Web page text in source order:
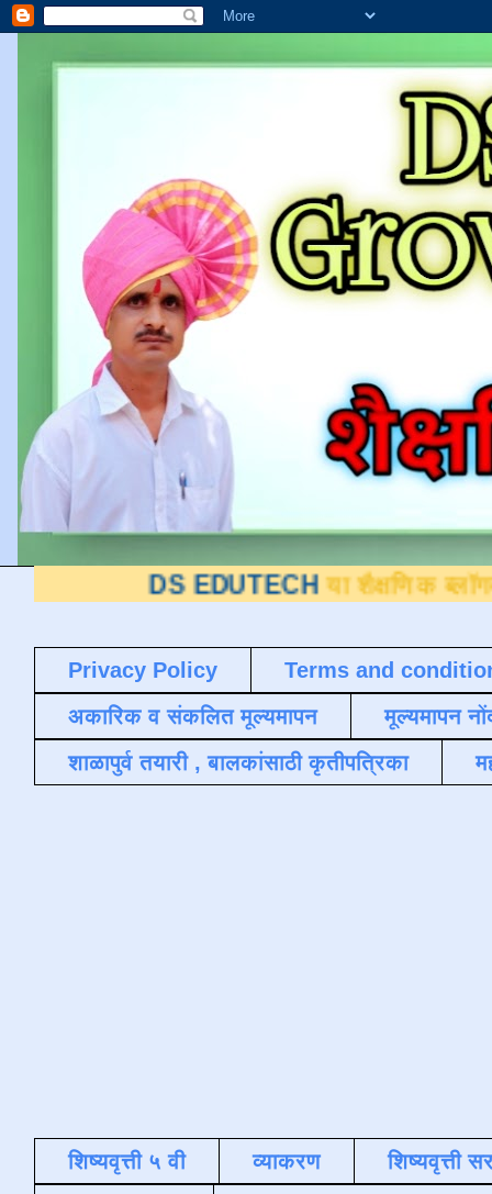
DS EDUTECH या शैक्षणिक ब्लॉगवर आपले
Privacy Policy
Terms and
अकारिक व संकलित मूल्यमापन
मूल्यमापन
शाळापुर्व तयारी , बालकांसाठी कृतीपत्रिका
शिष्यवृत्ती ५ वी व्याकरण
शिष्यवृत्ती